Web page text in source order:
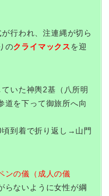
行われ、注連縄が切ら
のクライマックス を迎
いた神輿2基（八所明
道を下って御旅所へ向
到着で折り返し→山門
ンの儀（成人の儀
らないように女性が綱